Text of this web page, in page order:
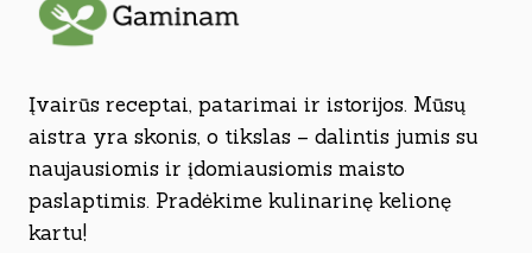
Įvairūs receptai, patarimai ir istorijos. Mūsų
aistra yra skonis, o tikslas – dalintis jumis su
naujausiomis ir įdomiausiomis maisto
paslaptimis. Pradėkime kulinarinę kelionę
kartu!